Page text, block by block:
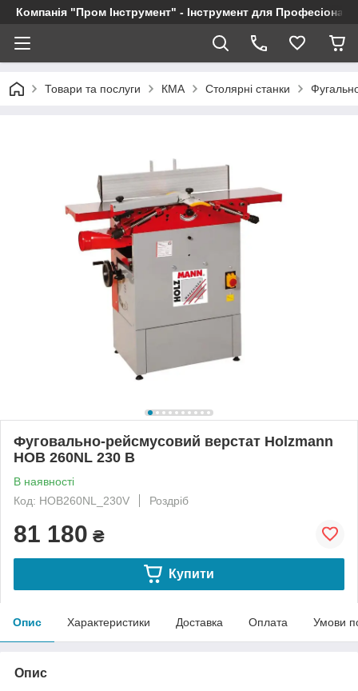
Компанія "Пром Інструмент" - Інструмент для
Товари та послуги КМА Столярні станки
Фуговально-рейсмусовий верстат Holzmann
HOB 260NL 230 В
В наявності
Код: HOB260NL_230V
Роздріб
81 180 ₴
Купити
Опис Характеристики Доставка Оплата Умови
Опис